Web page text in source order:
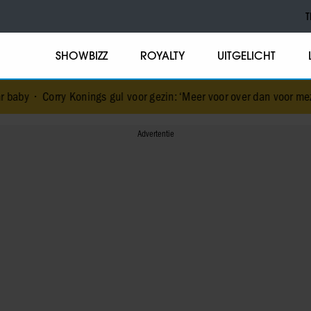
SHOWBIZZ ROYALTY UITGELICHT
gul voor gezin: ‘Meer voor over dan voor mezelf’•De